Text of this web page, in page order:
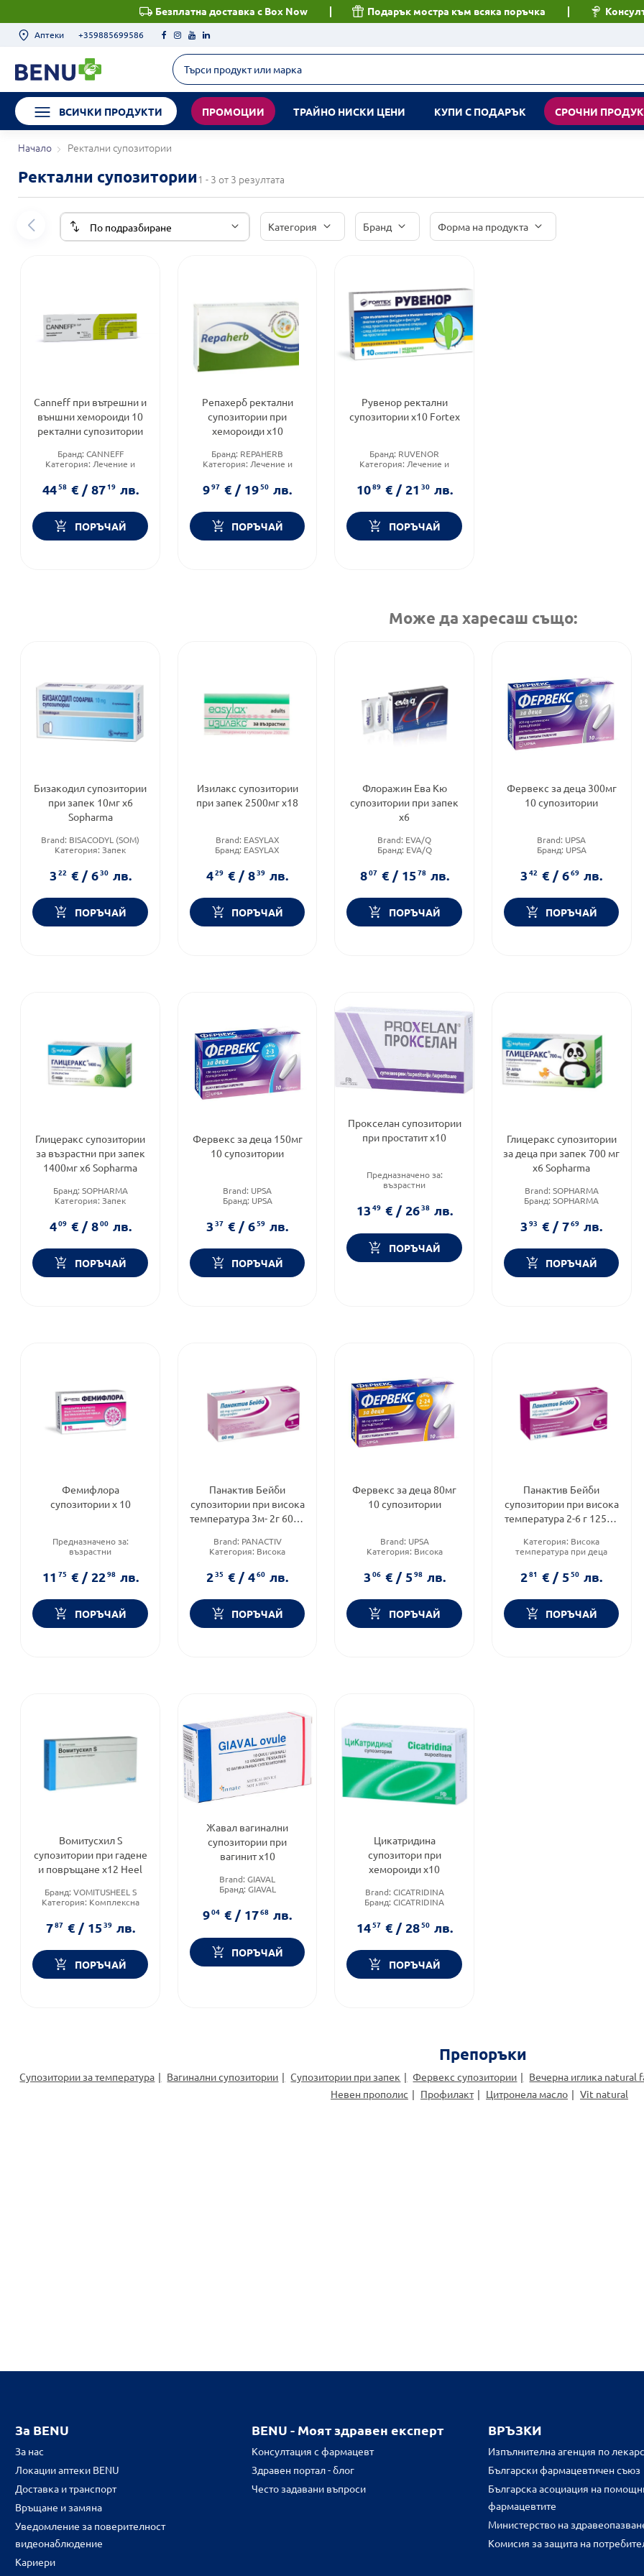
Безплатна доставка с Box Now Подарък мостра към всяка поръчка
Аптеки +359885699586
ВСИЧКИ ПРОДУКТИ ПРОМОЦИИ ТРАЙНО НИСКИ ЦЕНИ КУПИ С ПОДАРЪК СРОЧНИ
Начало Ректални супозитории
Ректални супозитории1 - 3 от 3 резултата
Категория Бранд Форма на продукта
Canneff при вътрешни и
външни хемороиди 10
ректални супозитории
Бранд: CANNEFF
Категория: Лечение и
Форма на продукта:
супозитории
4458 € / 8719 лв.
ПОРЪЧАЙ
Репахерб ректални
супозитории при
хемороиди х10
Бранд: REPAHERB
Категория: Лечение и
Форма на продукта:
супозитории
997 € / 1950 лв.
ПОРЪЧАЙ
Рувенор ректални
супозитории х10 Fortex
Бранд: RUVENOR
Категория: Лечение и
Форма на продукта:
супозитория
1089 € / 2130 лв.
ПОРЪЧАЙ
Може да харесаш също:
Бизакодил супозитории
при запек 10мг х6
Sopharma
Brand: BISACODYL (SOM)
Категория:Запек
Приложение:ректално
322 € / 630 лв.
ПОРЪЧАЙ
Изилакс супозитории
при запек 2500мг х18
Brand: EASYLAX
Бранд: EASYLAX
(констипация)
429 € / 839 лв.
ПОРЪЧАЙ
Флоражин Ева Кю
супозитории при запек
х6
Brand: EVA/Q
Бранд: EVA/Q
супозитории
807 € / 1578 лв.
ПОРЪЧАЙ
Фервекс за деца 300мг
10 супозитории
Brand: UPSA
Бранд: UPSA
342 € / 669 лв.
ПОРЪЧАЙ
Глицеракс супозитории
за възрастни при запек
1400мг х6 Sopharma
Бранд: SOPHARMA
Категория:Запек
Форма на продукта:
супозитории
409 € / 800 лв.
ПОРЪЧАЙ
Фервекс за деца 150мг
10 супозитории
Brand: UPSA
Бранд: UPSA
супозитории
337 € / 659 лв.
ПОРЪЧАЙ
Прокселан супозитории
при простатит х10
Предназначено за:
възрастни
Форма на продукта:
супозитории
1349 € / 2638 лв.
ПОРЪЧАЙ
Глицеракс супозитории
за деца при запек 700 мг
х6 Sopharma
Brand: SOPHARMA
Бранд:SOPHARMA
393 € / 769 лв.
ПОРЪЧАЙ
Фемифлора
супозитории х 10
Предназначено за:
възрастни
Форма на продукта:
супозитории
1175 € / 2298 лв.
ПОРЪЧАЙ
Панактив Бейби
супозитории при висока
температура 3м- 2г 60мг
Brand: PANACTIV
Категория: Висока
Форма на продукта:
супозитории
235 € / 460 лв.
ПОРЪЧАЙ
Фервекс за деца 80мг
10 супозитории
Brand: UPSA
Категория: Висока
Приложение:ректално
306 € / 598 лв.
ПОРЪЧАЙ
Панактив Бейби
супозитории при висока
температура 2-6 г 125мг
Категория: Висока
температура при деца
супозитории
Brand:PANACTIV
281 € / 550 лв.
ПОРЪЧАЙ
Вомитусхил S
супозитории при гадене
и повръщане х12 Heel
Бранд: VOMITUSHEEL S
Категория: Комплексна
Продуктова линия:
VOMITUSHEEL S
787 € / 1539 лв.
ПОРЪЧАЙ
Жавал вагинални
супозитории при
вагинит х10
Brand:GIAVAL
Бранд: GIAVAL
904 € / 1768 лв.
ПОРЪЧАЙ
Цикатридина
супозитори при
хемороиди х10
Brand: CICATRIDINA
Бранд:CICATRIDINA
1457 € / 2850 лв.
ПОРЪЧАЙ
Препоръки
Супозитории за температура Вагинални супозитории Супозитории при запек Фервекс супозитории Вечерна иглика natural
Невен прополис
Профилакт Цитронела масло Vit natural
За BENU
За нас
Локации аптеки BENU
Доставка и транспорт
Връщане и замяна
Уведомление за поверителност
видеонаблюдение
Кариери
BENU - Моят здравен експерт
Консултация с фармацевт
Здравен портал - блог
Често задавани въпроси
ВРЪЗКИ
Изпълнителна агенция по
Български фармацевтичен съюз
Българска асоциация на
фармацевтите
Министерство на
Комисия за защита на